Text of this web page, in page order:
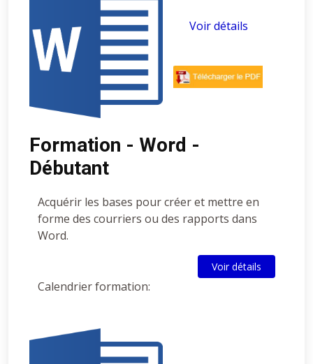
Voir détails
Formation - Word -
Débutant
Acquérir les bases pour créer et mettre en
forme des courriers ou des rapports dans
Word.
Voir détails
Calendrier formation: